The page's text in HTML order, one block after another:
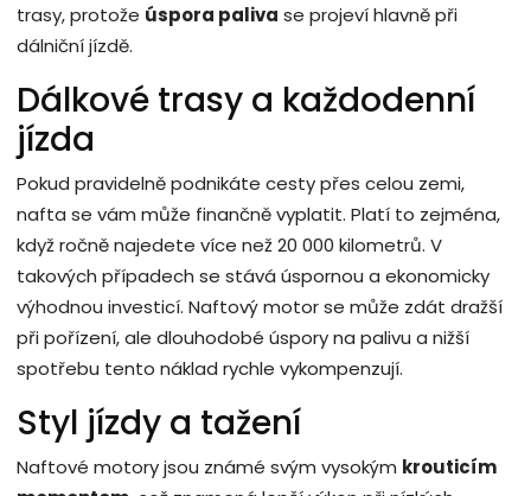
trasy, protože úspora paliva se projeví hlavně při
dálniční jízdě.
Dálkové trasy a každodenní
jízda
Pokud pravidelně podnikáte cesty přes celou zemi,
nafta se vám může finančně vyplatit. Platí to zejména,
když ročně najedete více než 20 000 kilometrů. V
takových případech se stává úspornou a ekonomicky
výhodnou investicí. Naftový motor se může zdát dražší
při pořízení, ale dlouhodobé úspory na palivu a nižší
spotřebu tento náklad rychle vykompenzují.
Styl jízdy a tažení
Naftové motory jsou známé svým vysokým krouticím